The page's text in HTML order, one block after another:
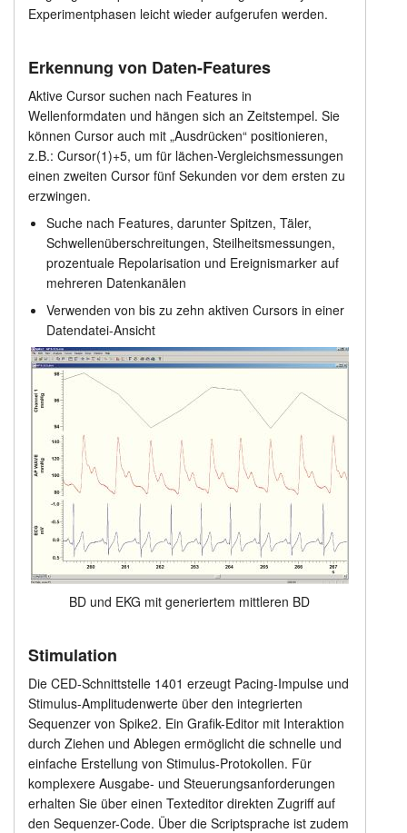
Händler
Experimentphasen leicht wieder aufgerufen werden.
Erkennung von Daten-Features
Aktive Cursor suchen nach Features in
Wellenformdaten und hängen sich an Zeitstempel. Sie
können Cursor auch mit „Ausdrücken“ positionieren,
z.B.: Cursor(1)+5, um für lächen-Vergleichsmessungen
einen zweiten Cursor fünf Sekunden vor dem ersten zu
erzwingen.
Suche nach Features, darunter Spitzen, Täler,
Schwellenüberschreitungen, Steilheitsmessungen,
prozentuale Repolarisation und Ereignismarker auf
mehreren Datenkanälen
Verwenden von bis zu zehn aktiven Cursors in einer
Datendatei-Ansicht
BD und EKG mit generiertem mittleren BD
Stimulation
Die CED-Schnittstelle 1401 erzeugt Pacing-Impulse und
Stimulus-Amplitudenwerte über den integrierten
Sequenzer von Spike2. Ein Grafik-Editor mit Interaktion
durch Ziehen und Ablegen ermöglicht die schnelle und
einfache Erstellung von Stimulus-Protokollen. Für
komplexere Ausgabe- und Steuerungsanforderungen
erhalten Sie über einen Texteditor direkten Zugriff auf
den Sequenzer-Code. Über die Scriptsprache ist zudem